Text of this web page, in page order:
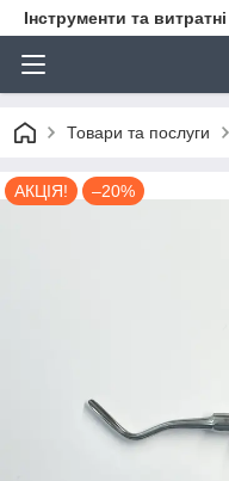
Інструменти та
Товари та послуги
АКЦІЯ! –20%